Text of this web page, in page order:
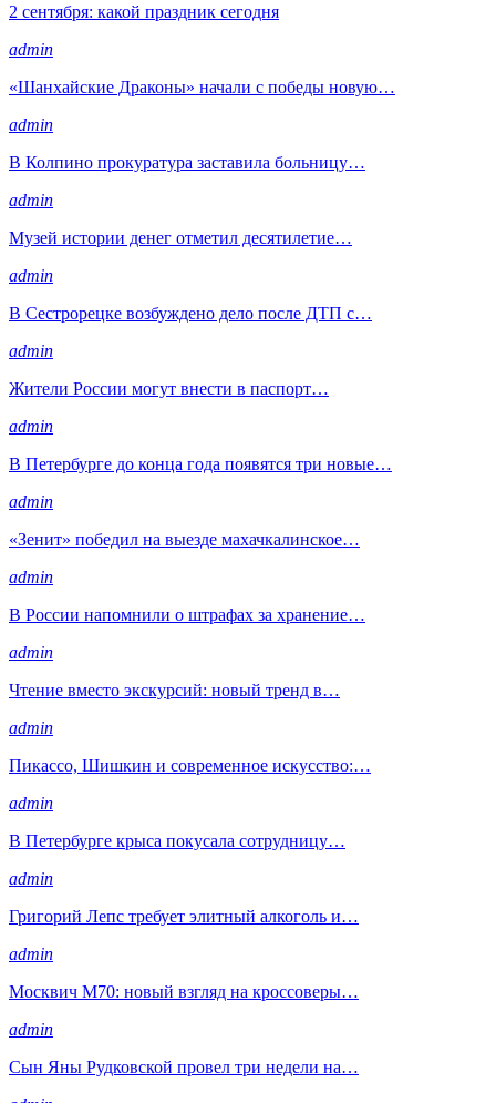
2 сентября: какой праздник сегодня
admin
«Шанхайские Драконы» начали с победы новую…
admin
В Колпино прокуратура заставила больницу…
admin
Музей истории денег отметил десятилетие…
admin
В Сестрорецке возбуждено дело после ДТП с…
admin
Жители России могут внести в паспорт…
admin
В Петербурге до конца года появятся три новые…
admin
«Зенит» победил на выезде махачкалинское…
admin
В России напомнили о штрафах за хранение…
admin
Чтение вместо экскурсий: новый тренд в…
admin
Пикассо, Шишкин и современное искусство:…
admin
В Петербурге крыса покусала сотрудницу…
admin
Григорий Лепс требует элитный алкоголь и…
admin
Москвич М70: новый взгляд на кроссоверы…
admin
Сын Яны Рудковской провел три недели на…